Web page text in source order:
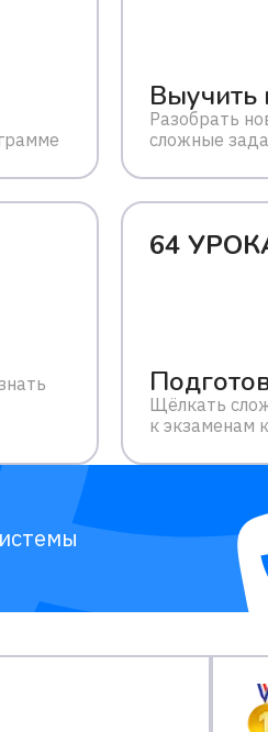
Выучить
Разобрать
сложные
64
Щёлкать
к экзаменам